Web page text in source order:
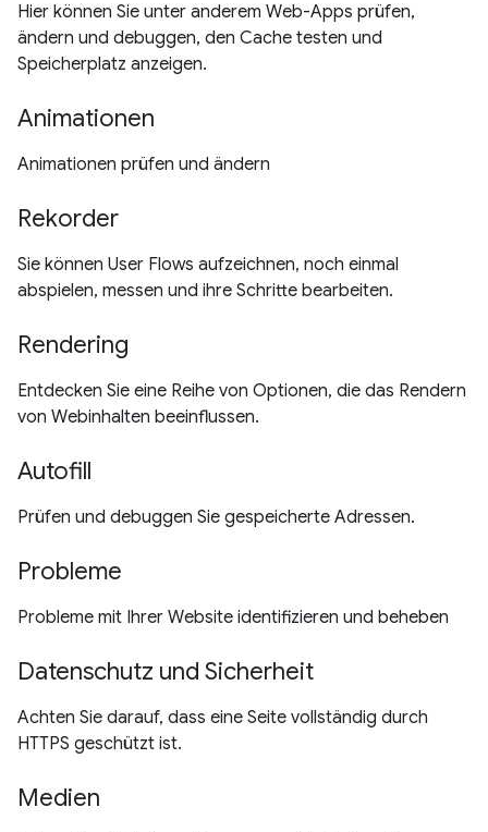
Hier können Sie unter anderem Web-Apps prüfen,
ändern und debuggen, den Cache testen und
Speicherplatz anzeigen.
Animationen
Animationen prüfen und ändern
Rekorder
Sie können User Flows aufzeichnen, noch einmal
abspielen, messen und ihre Schritte bearbeiten.
Rendering
Entdecken Sie eine Reihe von Optionen, die das Rendern
von Webinhalten beeinflussen.
Autofill
Prüfen und debuggen Sie gespeicherte Adressen.
Probleme
Probleme mit Ihrer Website identifizieren und beheben
Datenschutz und Sicherheit
Achten Sie darauf, dass eine Seite vollständig durch
HTTPS geschützt ist.
Medien